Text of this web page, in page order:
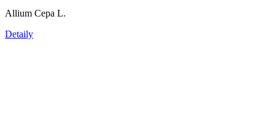
Allium Cepa L.
Detaily